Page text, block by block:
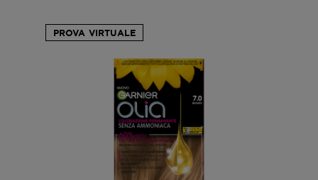
PROVA VIRTUALE